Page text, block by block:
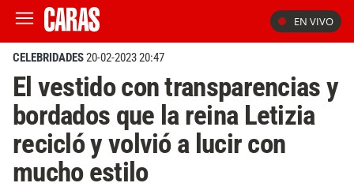
EN VIVO
CELEBRIDADES20-02-2023 20:47
El vestido con transparencias y
bordados que la reina Letizia
recicló y volvió a lucir con
mucho estilo